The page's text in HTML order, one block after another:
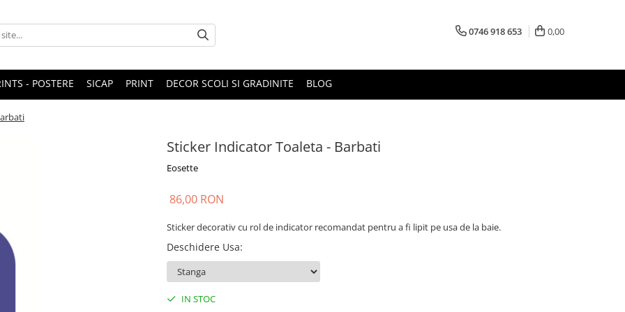
0746 918 653 0,00
- POSTERE SICAP PRINT DECOR SCOLI SI GRADINITE BLOG
Sticker Indicator Toaleta - Barbati
Eosette
86,00 RON
Sticker decorativ cu rol de indicator recomandat pentru a fi lipit pe usa de la baie.
Deschidere Usa:
IN STOC